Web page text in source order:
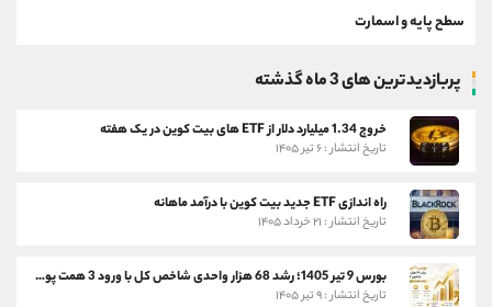
سطح پایه و اسمارت
پربازدیدترین های 3 ماه گذشته
خروج 1.34 میلیارد دلار از ETF های بیت کوین در یک هفته
تاریخ انتشار : ۶ تیر ۱۴۰۵
راه اندازی ETF جدید بیت کوین با درآمد ماهانه
تاریخ انتشار : ۲۱ خرداد ۱۴۰۵
بورس 9 تیر 1405؛ رشد 68 هزار واحدی شاخص کل با ورود 3 همت پول حقیقی
تاریخ انتشار : ۹ تیر ۱۴۰۵